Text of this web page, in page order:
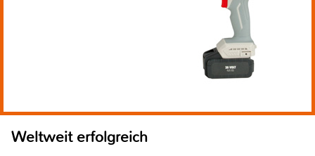
Weltweit erfolgreich